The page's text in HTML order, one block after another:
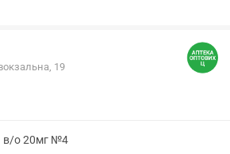
19
в/о 20мг №4